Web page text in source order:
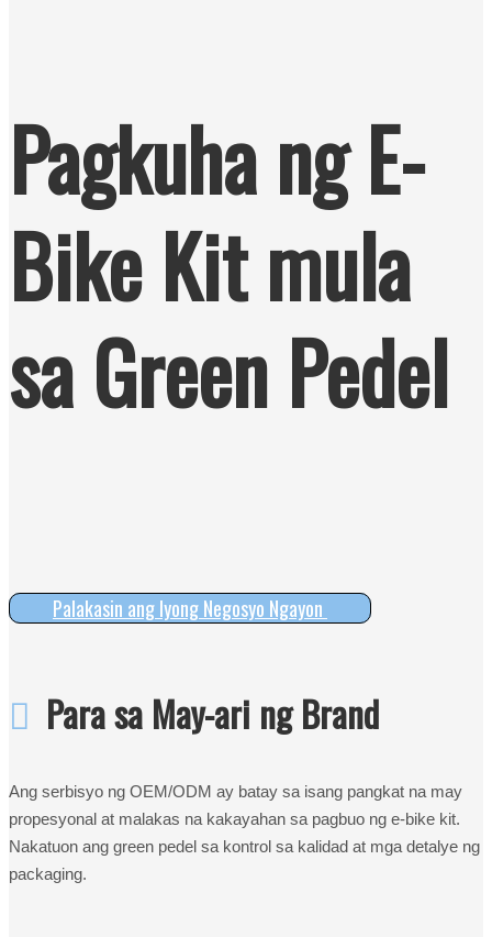
Pagkuha ng E-
Bike Kit mula
sa Green Pedel
Palakasin ang Iyong Negosyo Ngayon
 Para sa May-ari ng Brand
Ang serbisyo ng OEM/ODM ay batay sa isang pangkat na may
propesyonal at malakas na kakayahan sa pagbuo ng e-bike kit.
Nakatuon ang green pedel sa kontrol sa kalidad at mga detalye ng
packaging.